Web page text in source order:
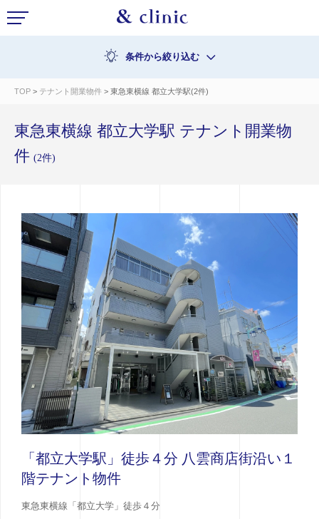
条件から絞り込む
TOP > テナント開業物件 > 東急東横線 都立大学駅(2件)
東急東横線 都立大学駅 テナント開業物
件 (2件)
「都立大学駅」徒歩４分 八雲商店街沿い１
階テナント物件
東急東横線「都立大学」徒歩４分